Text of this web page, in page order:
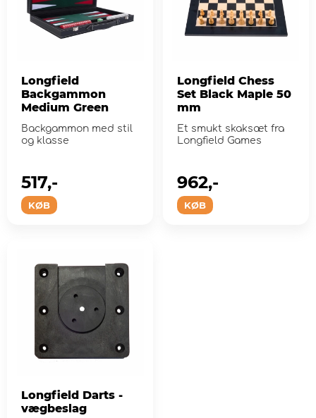
Longfield
Backgammon
Medium Green
Backgammon med stil
og klasse
KØB
517,-
Longfield Chess
Set Black Maple 50
mm
Et smukt skaksæt fra
Longfield Games
KØB
962,-
Longfield Darts -
vægbeslag